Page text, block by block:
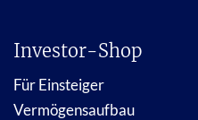
Investor-Shop
Für Einsteiger
Vermögensaufbau